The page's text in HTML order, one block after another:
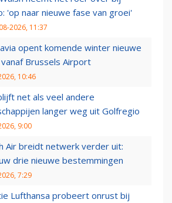
'op naar nieuwe fase van groei'
2026, 11:37
opent komende winter nieuwe
Brussels Airport
10:46
net als veel andere
langer weg uit Golfregio
9:00
Air breidt netwerk verder uit:
drie nieuwe bestemmingen
7:29
Lufthansa probeert onrust bij